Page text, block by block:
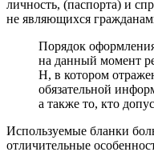
личность, (паспорта) и
не являющихся
Порядок
на данный момент
Н, в котором
обязательной
а также то, кто
Используемые бланки
отличительные